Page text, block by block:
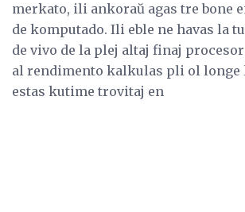
merkato, ili ankoraŭ agas tre bone
de komputado. Ili eble ne havas la
de vivo de la plej altaj finaj
al rendimento kalkulas pli ol longe
estas kutime trovitaj en